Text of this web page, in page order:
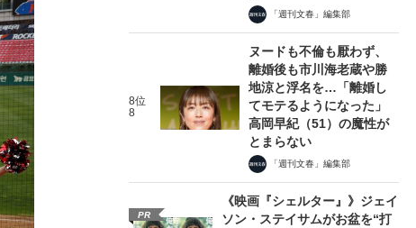
「週刊文春」編集部
8位
8
ヌードも不倫も厭わず、
離婚後も市川海老蔵や勝
地涼と浮名を…「離婚し
てモテるようになった」
高岡早紀（51）の魔性が
とまらない
「週刊文春」編集部
PR
《映画『シェルター』》ジェイ
ソン・ステイサムがお盆を“打